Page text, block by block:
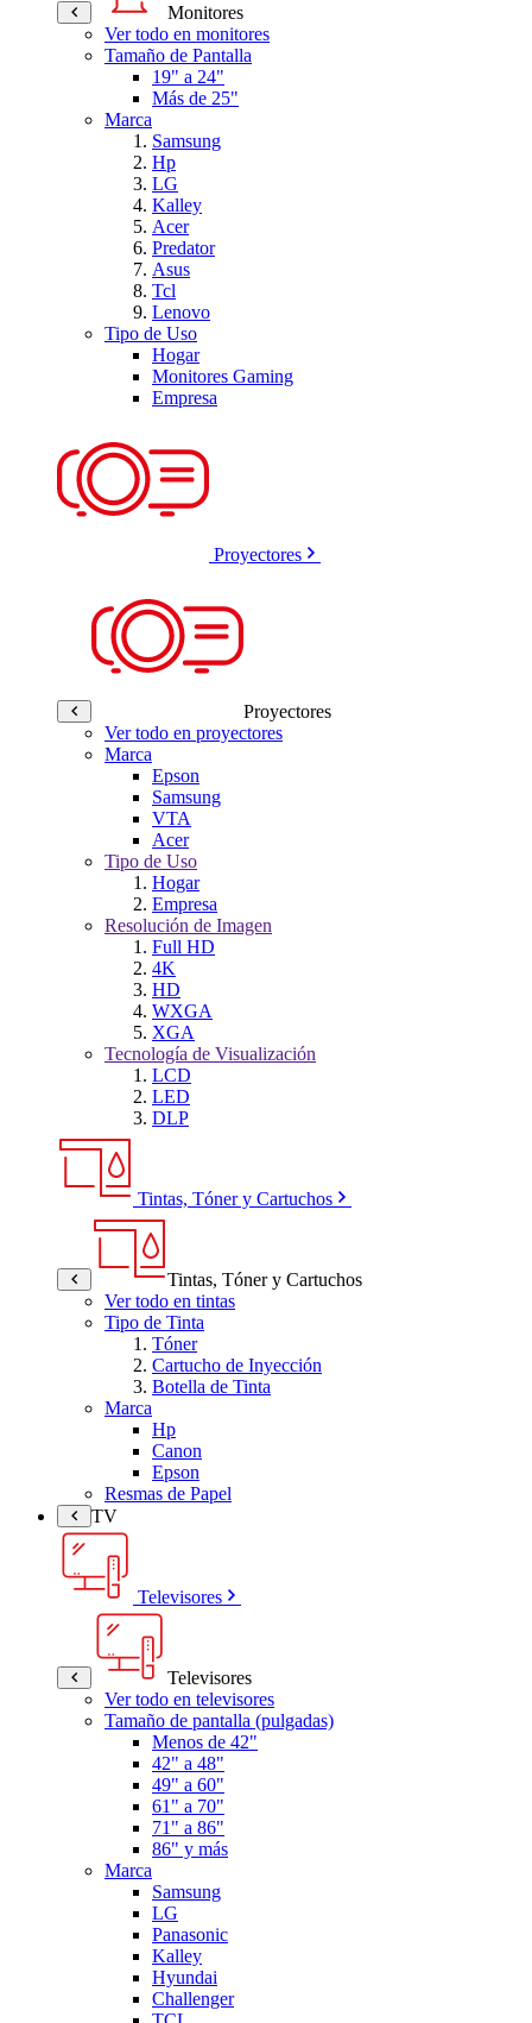
Monitores
Ver todo en monitores
Tamaño de Pantalla
19" a 24"
Más de 25"
Marca
Samsung
Hp
LG
Kalley
Acer
Predator
Asus
Tcl
Lenovo
Tipo de Uso
Hogar
Monitores Gaming
Empresa
Proyectores
Proyectores
Ver todo en proyectores
Marca
Epson
Samsung
VTA
Acer
Tipo de Uso
Hogar
Empresa
Resolución de Imagen
Full HD
4K
HD
WXGA
XGA
Tecnología de Visualización
LCD
LED
DLP
Tintas, Tóner y Cartuchos
Tintas, Tóner y Cartuchos
Ver todo en tintas
Tipo de Tinta
Tóner
Cartucho de Inyección
Botella de Tinta
Marca
Hp
Canon
Epson
Resmas de Papel
TV
Televisores
Televisores
Ver todo en televisores
Tamaño de pantalla (pulgadas)
Menos de 42"
42" a 48"
49" a 60"
61" a 70"
71" a 86"
86" y más
Marca
Samsung
LG
Panasonic
Kalley
Hyundai
Challenger